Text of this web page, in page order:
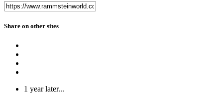
Share on other sites
1 year later...